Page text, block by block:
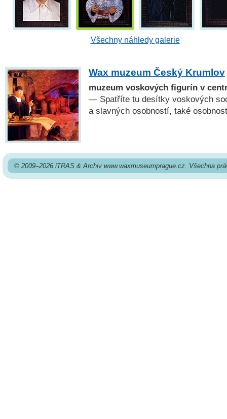
Všechny náhledy galerie
Wax muzeum Český Krumlov
muzeum voskových figurín v
— Spatříte tu desítky voskových
a slavných osobností, také
© 2009–2026 iTRAS & Archiv www.waxmuseumprague.cz. Všechna